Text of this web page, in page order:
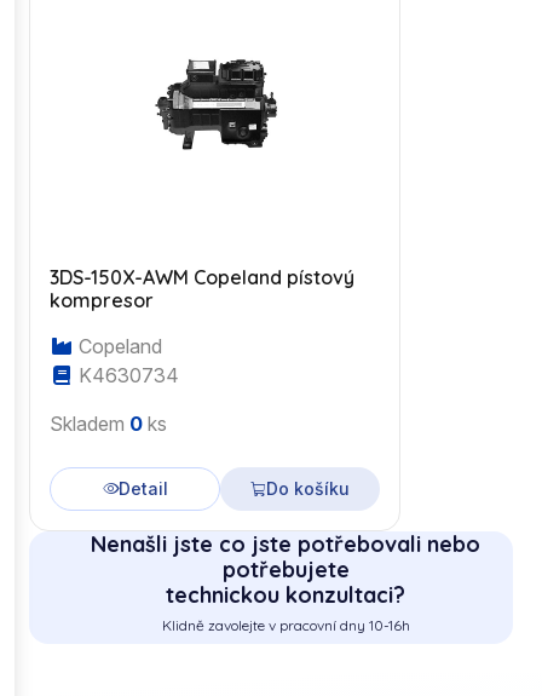
3DS-150X-AWM Copeland pístový
kompresor
Copeland
K4630734
Skladem 0 ks
Detail Do košíku
Nenašli jste co jste potřebovali nebo
potřebujete
technickou konzultaci?
Klidně zavolejte v pracovní dny 10-16h